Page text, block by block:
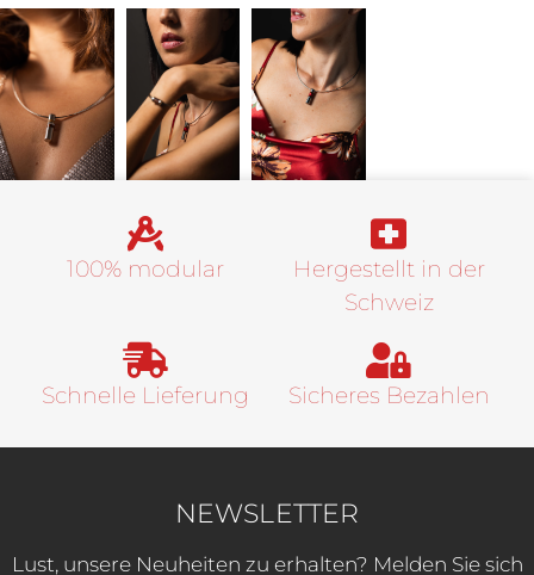
100% modular
Hergestellt in der
Schweiz
Schnelle Lieferung Sicheres Bezahlen
NEWSLETTER
Lust, unsere Neuheiten zu erhalten? Melden Sie sich